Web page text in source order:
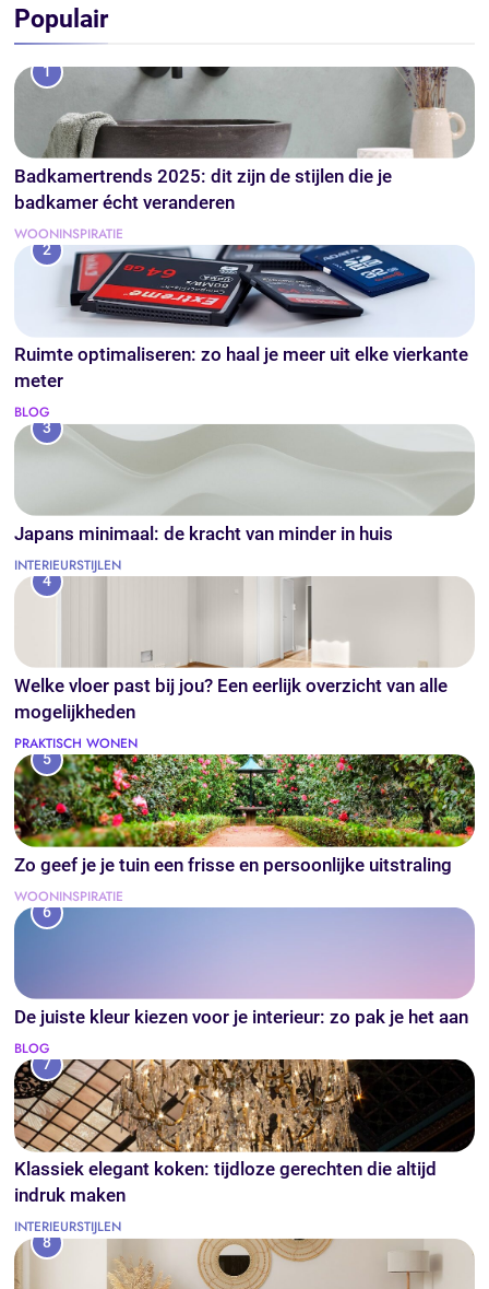
Populair
1
Badkamertrends 2025: dit zijn de stijlen die je
badkamer écht veranderen
WOONINSPIRATIE
2
Ruimte optimaliseren: zo haal je meer uit elke vierkante
meter
BLOG
3
Japans minimaal: de kracht van minder in huis
INTERIEURSTIJLEN
4
Welke vloer past bij jou? Een eerlijk overzicht van alle
mogelijkheden
PRAKTISCH WONEN
5
Zo geef je je tuin een frisse en persoonlijke uitstraling
WOONINSPIRATIE
6
De juiste kleur kiezen voor je interieur: zo pak je het aan
BLOG
7
Klassiek elegant koken: tijdloze gerechten die altijd
indruk maken
INTERIEURSTIJLEN
8